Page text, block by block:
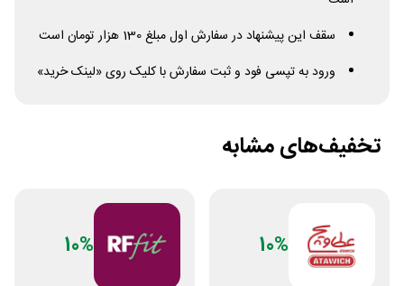
سقف این پیشنهاد در سفارش اول مبلغ 130 هزار تومان است
ورود به تپسی فود و ثبت سفارش با کلیک روی «لینک خرید»
تخفیف‌های مشابه
10%
10%